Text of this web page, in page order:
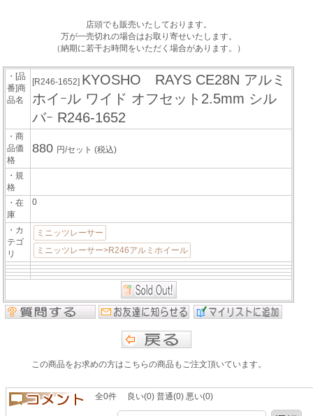
店頭でも販売いたしております。
万が一売切れの場合はお取り寄せいたします。
（納期に若干お時間をいただく場合があります。）
・[品
番]商
品名
[R246-1652] KYOSHO RAYS CE28N アルミ
ホイｰル ワイド オフセット2.5mm シル
バｰ R246-1652
・商
品価
格
880 円/セット(税込)
・規
格
・在
庫
0
・カ
テゴ
リ
ミニッツレーサー
ミニッツレーサー>R246アルミホイール
この商品をお求めの方はこちらの商品もご注文頂いています。
全0件 良い(0) 普通(0) 悪い(0)